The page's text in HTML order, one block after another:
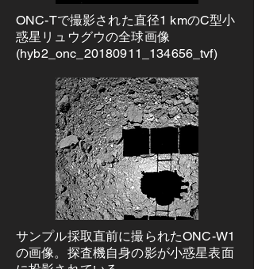
ONCのデータは国内外の様々な研究
に利用され、リュウグウの全球進化の
描像を明らかにしています。中でも本
研究室で得られた主要な成果をご紹介
します。
天体表面に存在するクレーターは年代
を推定するために非常に重要な地質記
録です。なかでも、古くに形成された
100 mサイズのクレーターはまだリュ
ウグウが小惑星帯にいた1000万年か
ら1億年も前に形成したと推定されま
した (Sugita et al., 2019)。更に、比
較的小さいクレーターの数密度から、
長い歴史の中でリュウグウの表層物質
ONC-Tで撮影された直径1 kmのC型小
惑星リュウグウの全球画像
(hyb2_onc_20180911_134656_tvf)
サンプル採取直前に撮られたONC-W1
の画像。探査機自身の影が小惑星表面